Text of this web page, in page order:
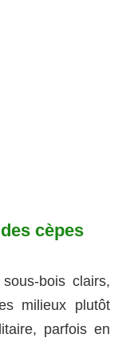
cèpes
bois clairs,
milieux plutôt
parfois en